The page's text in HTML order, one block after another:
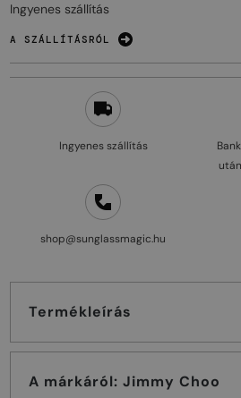
Ingyenes szállítás
shop@sunglassmagic.hu
Termékleírás
A márkáról: Jimmy Choo
Ingyenes szállítás
A SZÁLLÍTÁSRÓL